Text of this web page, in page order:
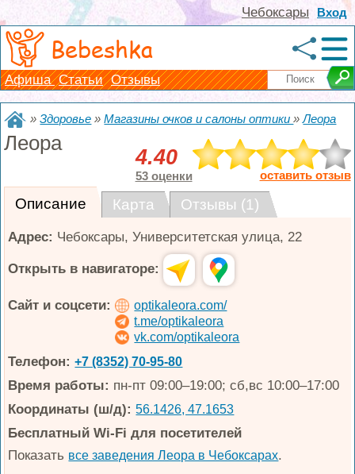
Вход
Чебоксары
Bebeshka
Афиша Статьи Отзывы
»Здоровье »Магазины очков и салоны оптики»Леора
Леора
4.40
53 оценки оставить отзыв
Описание Карта Отзывы (1)
Адрес: Чебоксары,Университетская улица, 22
Открыть в навигаторе:
Сайт и соцсети:
optikaleora.com/
t.me/optikaleora
vk.com/optikaleora
Телефон: +7 (8352) 70-95-80
Время работы: пн-пт 09:00–19:00; сб,вс 10:00–17:00
Координаты (ш/д): 56.1426, 47.1653
Бесплатный Wi-Fi для посетителей
Показать все заведения Леора в Чебоксарах.